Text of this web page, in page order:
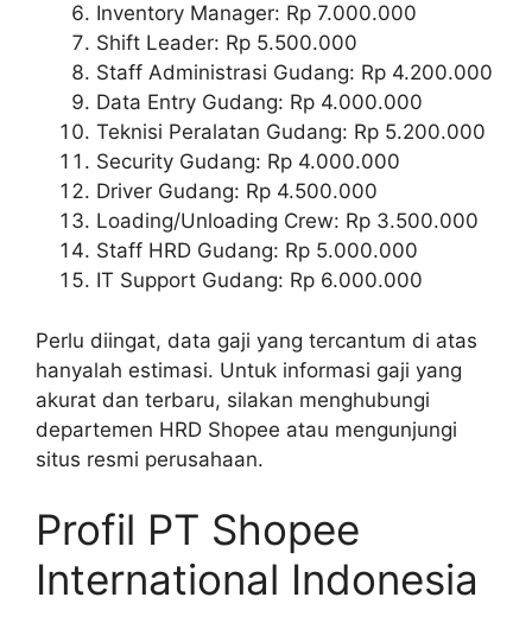
Inventory Manager: Rp 7.000.000
Shift Leader: Rp 5.500.000
Staff Administrasi Gudang: Rp 4.200.000
Data Entry Gudang: Rp 4.000.000
Teknisi Peralatan Gudang: Rp 5.200.000
Security Gudang: Rp 4.000.000
Driver Gudang: Rp 4.500.000
Loading/Unloading Crew: Rp 3.500.000
Staff HRD Gudang: Rp 5.000.000
IT Support Gudang: Rp 6.000.000
Perlu diingat, data gaji yang tercantum di atas
hanyalah estimasi. Untuk informasi gaji yang
akurat dan terbaru, silakan menghubungi
departemen HRD Shopee atau mengunjungi
situs resmi perusahaan.
Profil PT Shopee
International Indonesia